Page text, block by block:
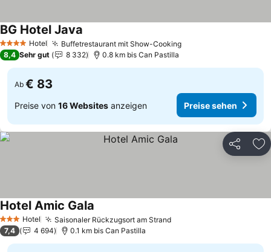
4 Sterne Hotel Buffetrestaurant mit Show-CookingPreise sehen
BG Hotel Java
8,4 Sehr gut 8 332 0.8 km bis Can Pastilla
Ab € 83
Preise von 16 Websites anzeigen Preise sehen
Teilen
3 SterneHotel Saisonaler Rückzugsort am StrandPreise sehen
Hotel Amic Gala
7,4 4 694 0.1 km bis Can Pastilla